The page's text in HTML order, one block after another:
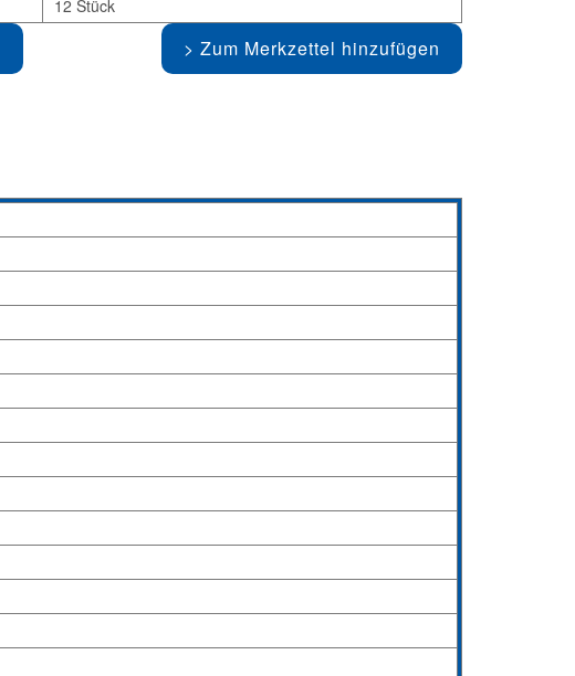
12 Stück
Zum Merkzettel hinzufügen